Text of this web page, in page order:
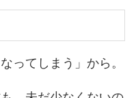
ってしまう」から。